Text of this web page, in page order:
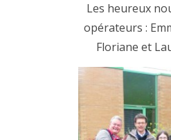
Les heureux
opérateurs :
Floriane et